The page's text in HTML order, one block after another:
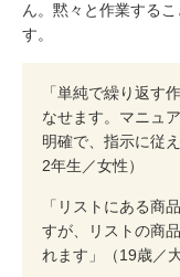
ん。黙々と作業する
す。
「単純で繰り返す
なせます。マニュ
明確で、指示に従
2年生／女性）
「リストにある商
すが、リストの商
れます」（19歳／